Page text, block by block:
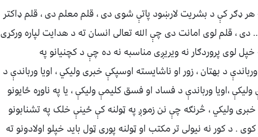
هر ډګر کې د بشریت لارښود پاتې شوی دی ، قلم معلم دی ، قلم ډاکتر
، قلم لوی امانت دی چې الله تعالی انسان ته د هدایت لپاره ورکړی
لوی پروردګار نه ویریږی مناسبه نه ده چې د کچنیانو په
د بهتان ، زور او ناشایسته اوسپکې خبری ولیکي ، اویا ورباندې د
،اویا ورباندې د فساد او فسق کلیمې ولیکې ، یا په ناوړه ځایونو
ولیکي ، څرنګه چې نن زموږ په ټولنه کې ځینې خلک په تشنابونو
. د کور نه نیولی تر مکتب او ټولنه پوری ټول باید خپلو اولادونو ته